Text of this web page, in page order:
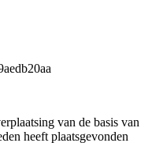
van de basis van
heeft plaatsgevonden